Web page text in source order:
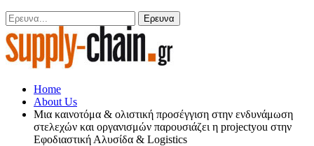
Home
About Us
Μια καινοτόμα & ολιστική προσέγγιση στην ενδυνάμωση
στελεχών και οργανισμών παρουσιάζει η projectyou στην
Εφοδιαστική Αλυσίδα & Logistics